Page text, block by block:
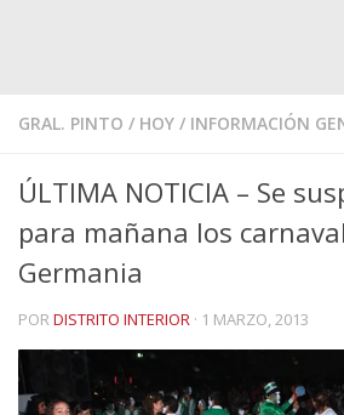
GRAL. PINTO / HOY / INFORMACIÓN
ÚLTIMA NOTICIA – Se
para mañana los
Germania
PORDISTRITO INTERIOR · 1 MARZO, 2013